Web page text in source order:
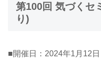
第100回 気づくセ
り)
■開催日：2024年1月12日